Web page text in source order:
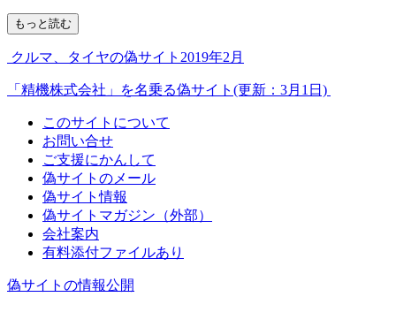
もっと読む
クルマ、タイヤの偽サイト2019年2月
「精機株式会社」を名乗る偽サイト(更新：3月1日)
このサイトについて
お問い合せ
ご支援にかんして
偽サイトのメール
偽サイト情報
偽サイトマガジン（外部）
会社案内
有料添付ファイルあり
偽サイトの情報公開